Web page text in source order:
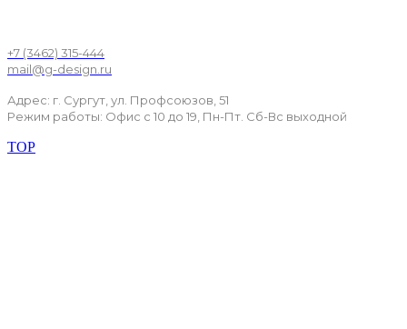
+7 (3462) 315-444
mail@g-design.ru
Адрес: г. Сургут, ул. Профсоюзов, 51
Режим работы: Офис с 10 до 19, Пн-Пт. Сб-Вс выходной
TOP